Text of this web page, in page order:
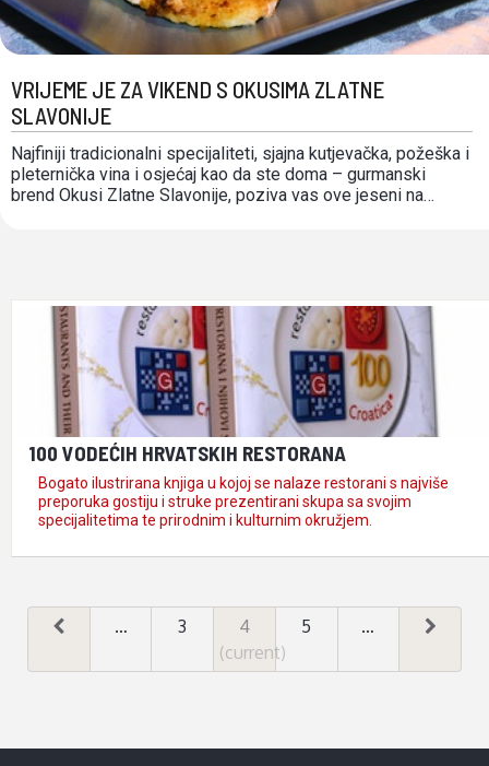
VRIJEME JE ZA VIKEND S OKUSIMA ZLATNE
SLAVONIJE
Najfiniji tradicionalni specijaliteti, sjajna kutjevačka, požeška i
pleternička vina i osjećaj kao da ste doma – gurmanski
brend Okusi Zlatne Slavonije, poziva vas ove jeseni na
100 VODEĆIH HRVATSKIH RESTORANA
Bogato ilustrirana knjiga u kojoj se nalaze restorani s najviše
preporuka gostiju i struke prezentirani skupa sa svojim
specijalitetima te prirodnim i kulturnim okružjem.
… 3
4
(current)
5 …